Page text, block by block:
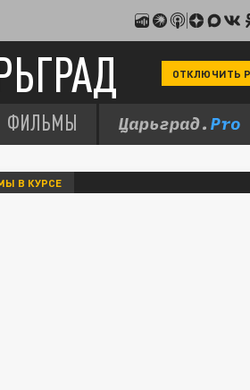
ОТКЛЮЧИТЬ
ФИЛЬМЫ
В КУРСЕ